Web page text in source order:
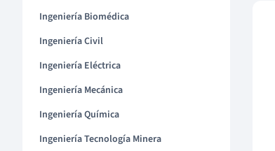
Ingeniería Biomédica
Ingeniería Civil
Ingeniería Eléctrica
Ingeniería Mecánica
Ingeniería Química
Ingeniería Tecnología Minera